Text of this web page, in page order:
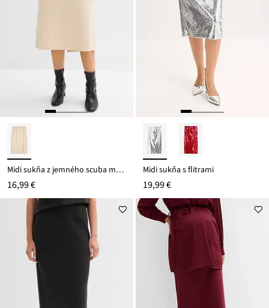
Midi sukňa z jemného scuba materiálu
16,99 €
Midi sukňa s flitrami
19,99 €